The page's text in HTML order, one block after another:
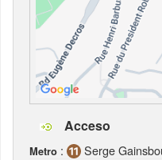
Acceso
Metro : Serge